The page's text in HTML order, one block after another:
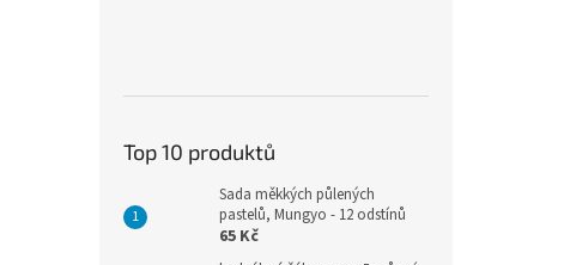
Top 10 produktů
Sada měkkých půlených
pastelů, Mungyo - 12 odstínů
65 Kč